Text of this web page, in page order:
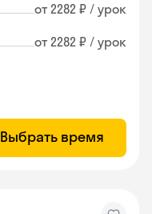
от 2282 ₽ / урок
от 2282 ₽ / урок
Выбрать время